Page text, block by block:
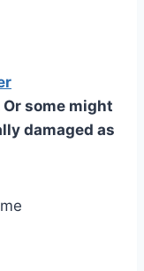
Or some might
damaged as